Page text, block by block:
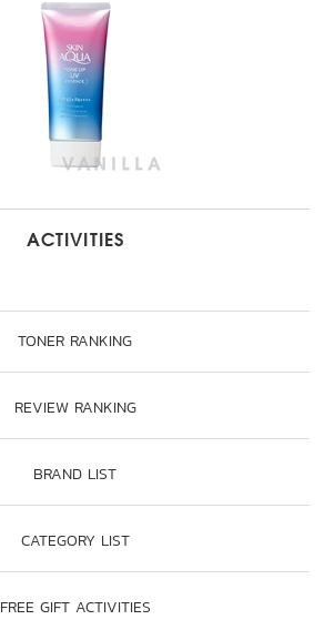
ACTIVITIES
TONER RANKING
REVIEW RANKING
BRAND LIST
CATEGORY LIST
FREE GIFT ACTIVITIES